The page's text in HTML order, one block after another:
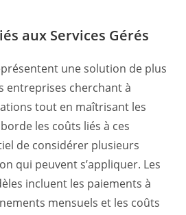
aux Services Gérés
une solution de plus
entreprises cherchant à
tout en maîtrisant les
les coûts liés à ces
de considérer plusieurs
qui peuvent s’appliquer. Les
incluent les paiements à
mensuels et les coûts